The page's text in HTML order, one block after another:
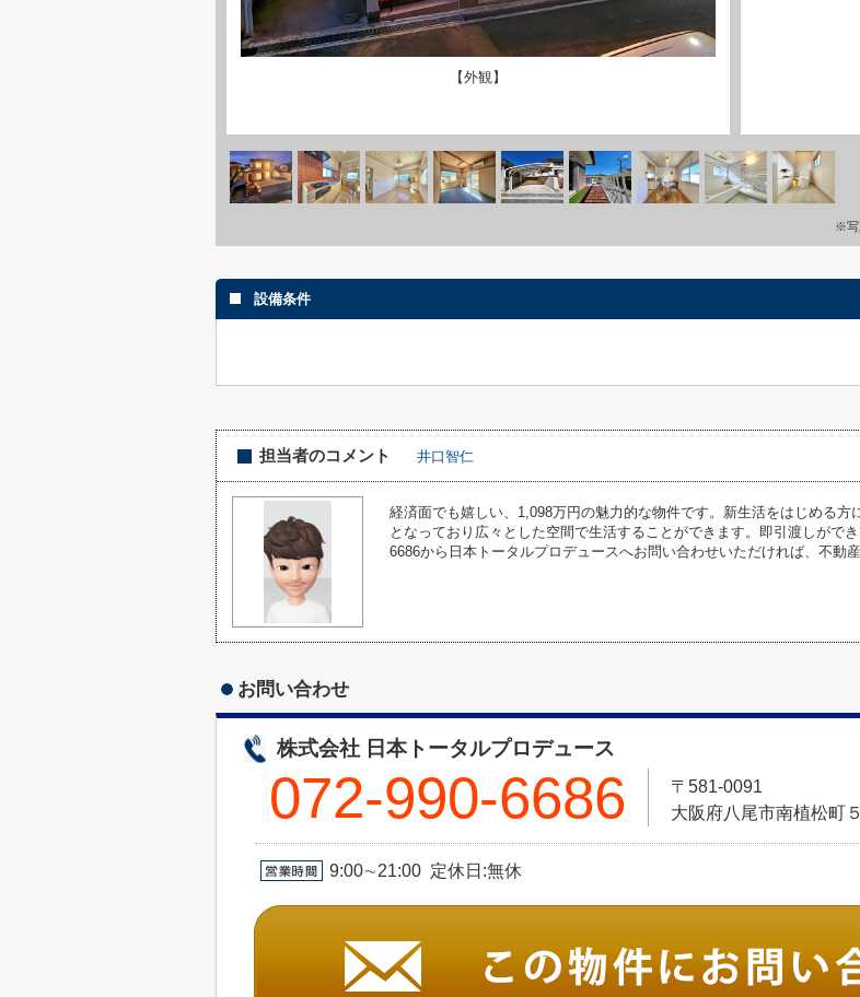
【外観】
※写
設備条件
担当者のコメント 井口智仁
経済面でも嬉しい、1,098万円の魅力的な物件です。新生活をはじめる
となっており広々とした空間で生活することができます。即引渡しがで
6686から日本トータルプロデュースへお問い合わせいただければ、不動
お問い合わせ
株式会社 日本トータルプロデュース
072-990-6686
〒581-0091
大阪府八尾市南植松町
9:00∼21:00 定休日:無休